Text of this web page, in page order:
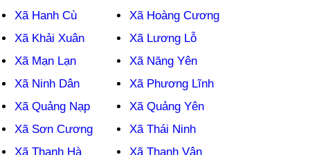
Xã Hanh Cù
Xã Hoàng Cương
Xã Khải Xuân
Xã Lương Lỗ
Xã Mạn Lạn
Xã Năng Yên
Xã Ninh Dân
Xã Phương Lĩnh
Xã Quảng Nạp
Xã Quảng Yên
Xã Sơn Cương
Xã Thái Ninh
Xã Thanh Hà
Xã Thanh Vân